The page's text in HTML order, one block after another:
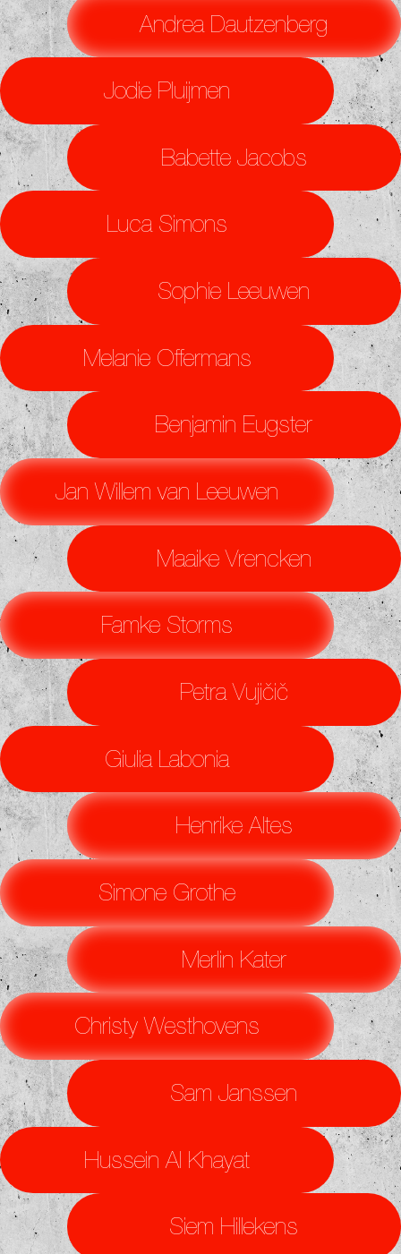
Andrea Dautzenberg
Jodie Pluijmen
Babette Jacobs
Luca Simons
Sophie Leeuwen
Melanie Offermans
Benjamin Eugster
Jan Willem van Leeuwen
Maaike Vrencken
Famke Storms
Petra Vujičič
Giulia Labonia
Henrike Altes
Simone Grothe
Merlin Kater
Christy Westhovens
Sam Janssen
Hussein Al Khayat
Siem Hillekens